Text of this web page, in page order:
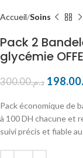
Accueil Soins
Pack 2
glycémie
د.م.300.00 198.00
Pack économique de
à 100 DH chacune et
suivi précis et fiable